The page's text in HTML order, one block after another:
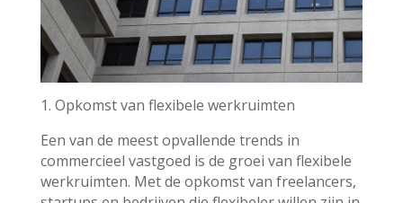
1. Opkomst van flexibele werkruimten
Een van de meest opvallende trends in
commercieel vastgoed is de groei van flexibele
werkruimten. Met de opkomst van freelancers,